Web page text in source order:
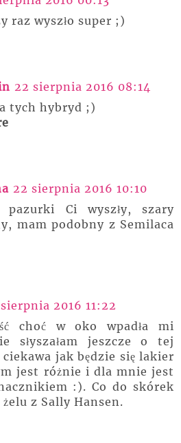
raz wyszło super ;)
22 sierpnia 2016 08:14
tych hybryd ;)
22 sierpnia 2016 10:10
pazurki Ci wyszły, szary
mam podobny z Semilaca
2016 11:22
choć w oko wpadła mi
słyszałam jeszcze o tej
jak będzie się lakier
jest różnie i dla mnie jest
:). Co do skórek
z Sally Hansen.